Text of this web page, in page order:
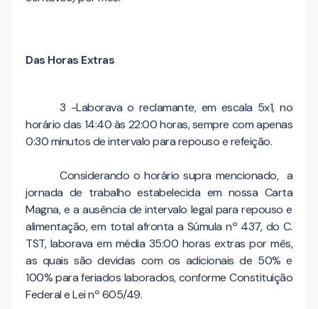
Das Horas Extras
3 -Laborava o reclamante, em escala 5x1, no
horário das 14:40 às 22:00 horas, sempre com apenas
0:30 minutos de intervalo para repouso e refeição.
Considerando o horário supra mencionado, a
jornada de trabalho estabelecida em nossa Carta
Magna, e a ausência de intervalo legal para repouso e
alimentação, em total afronta a Súmula nº 437, do C.
TST, laborava em média 35:00 horas extras por mês,
as quais são devidas com os adicionais de 50% e
100% para feriados laborados, conforme Constituição
Federal e Lei nº 605/49.